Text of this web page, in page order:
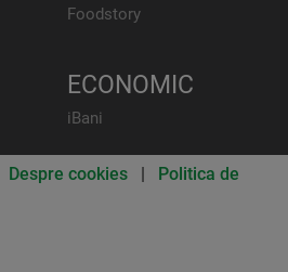
Foodstory
ECONOMIC
iBani
Despre cookies | Politica de